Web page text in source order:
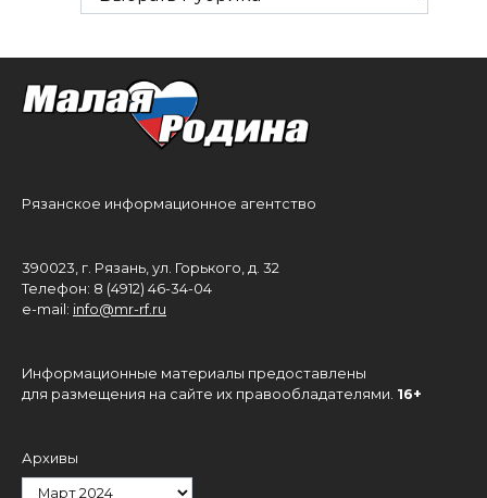
Рязанское информационное агентство
390023, г. Рязань, ул. Горького, д. 32
Телефон: 8 (4912) 46-34-04
e-mail: info@mr-rf.ru
Информационные материалы предоставлены
для размещения на сайте их правообладателями. 16+
Архивы